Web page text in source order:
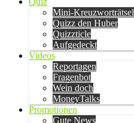
Mini-Kreuzworträtsel
Quizz den Huber
Quizzticle
Aufgedeckt
Videos
Reportagen
Fragenbot
Wein doch
MoneyTalks
Promotionen
Gute News